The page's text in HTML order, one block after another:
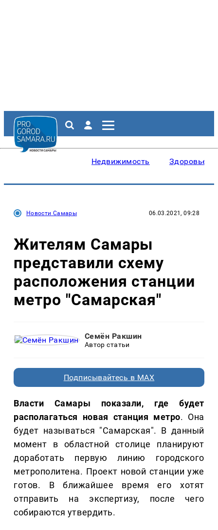
Недвижимость Здоровье
Новости Самары 06.03.2021, 09:28
Жителям Самары
представили схему
расположения станции
метро "Самарская"
Семён Ракшин
Автор статьи
Подписывайтесь в MAX
Власти Самары показали, где будет
располагаться новая станция метро. Она
будет называться "Самарская". В данный
момент в областной столице планируют
доработать первую линию городского
метрополитена. Проект новой станции уже
готов. В ближайшее время его хотят
отправить на экспертизу, после чего
собираются утвердить.